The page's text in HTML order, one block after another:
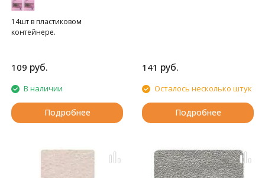
14шт в пластиковом
контейнере.
109 руб.
В наличии
Подробнее
141 руб.
Осталось несколько штук
Подробнее